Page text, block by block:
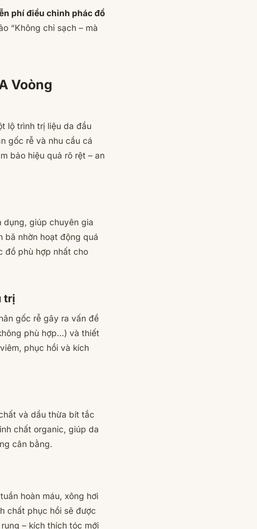
phí điều chỉnh phác đồ
“Không chỉ sạch – mà
Voòng
lộ trình trị liệu da đầu
gốc rễ và nhu cầu cá
bảo hiệu quả rõ rệt – an
dụng, giúp chuyên gia
bã nhờn hoạt động quá
đồ phù hợp nhất cho
trị
gốc rễ gây ra vấn đề
phù hợp…) và thiết
phục hồi và kích
và dầu thừa bít tắc
chất organic, giúp da
cân bằng.
hoàn máu, xông hơi
chất phục hồi sẽ được
– kích thích tóc mới